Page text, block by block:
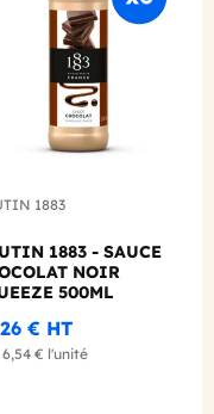
1883
1883 - SAUCE
NOIR
500ML
€ HT
6,54 € l'unité